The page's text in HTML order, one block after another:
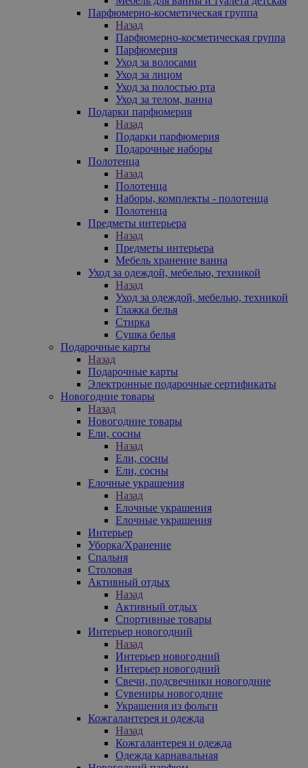
Парфюмерно-косметическая группа
Назад
Парфюмерно-косметическая группа
Парфюмерия
Уход за волосами
Уход за лицом
Уход за полостью рта
Уход за телом, ванна
Подарки парфюмерия
Назад
Подарки парфюмерия
Подарочные наборы
Полотенца
Назад
Полотенца
Наборы, комплекты - полотенца
Полотенца
Предметы интерьера
Назад
Предметы интерьера
Мебель хранение ванна
Уход за одеждой, мебелью, техникой
Назад
Уход за одеждой, мебелью, техникой
Глажка белья
Стирка
Сушка белья
Подарочные карты
Назад
Подарочные карты
Электронные подарочные сертификаты
Новогодние товары
Назад
Новогодние товары
Ели, сосны
Назад
Ели, сосны
Ели, сосны
Елочные украшения
Назад
Елочные украшения
Елочные украшения
Интерьер
Уборка/Хранение
Спальня
Столовая
Активный отдых
Назад
Активный отдых
Спортивные товары
Интерьер новогодний
Назад
Интерьер новогодний
Интерьер новогодний
Свечи, подсвечники новогодние
Сувениры новогодние
Украшения из фольги
Кожгалантерея и одежда
Назад
Кожгалантерея и одежда
Одежда карнавальная